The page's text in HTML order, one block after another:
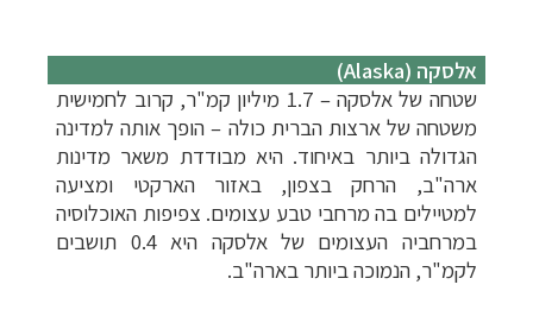
אלסקה (Alaska)
שטחה של אלסקה – 1.7 מיליון קמ"ר, קרוב לחמישית
משטחה של ארצות הברית כולה – הופך אותה למדינה
הגדולה ביותר באיחוד. היא מבודדת משאר מדינות
ארה"ב, הרחק בצפון, באזור הארקטי ומציעה
למטיילים בה מרחבי טבע עצומים. צפיפות האוכלוסיה
במרחביה העצומים של אלסקה היא 0.4 תושבים
לקמ"ר, הנמוכה ביותר בארה"ב.